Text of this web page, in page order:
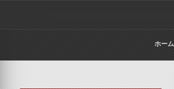
ホーム